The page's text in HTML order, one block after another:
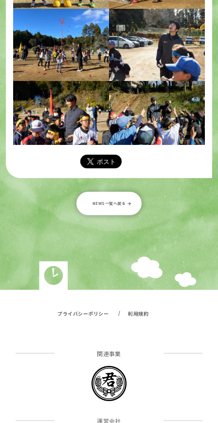
NEWS一覧へ戻る
プライバシーポリシー / 利用規約
関連事業
運営会社